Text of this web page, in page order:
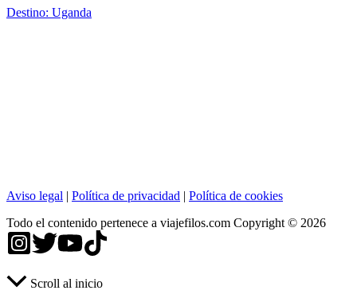
Destino: Uganda
Aviso legal | Política de privacidad | Política de cookies
Todo el contenido pertenece a viajefilos.com Copyright © 2026
Scroll al inicio